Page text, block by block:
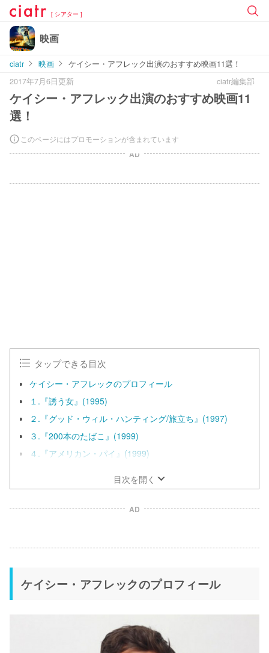
[ シアター ]
映画
ciatr 映画
ケイシー・アフレック出演のおすすめ映画11選！
2017年7月6日更新
ciatr編集部
ケイシー・アフレック出演のおすすめ映画11
選！
このページにはプロモーションが含まれています
AD
タップできる目次
ケイシー・アフレックのプロフィール
１.『誘う女』(1995)
２.『グッド・ウィル・ハンティング/旅立ち』(1997)
３.『200本のたばこ』(1999)
４.『アメリカン・パイ』(1999)
目次を開く
AD
ケイシー・アフレックのプロフィール